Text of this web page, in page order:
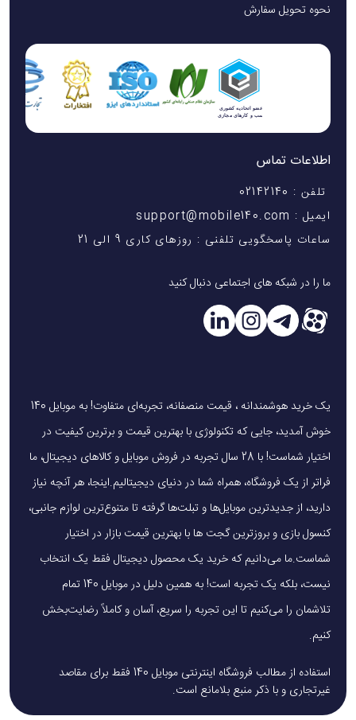
نحوه تحویل سفارش
اطلاعات تماس
تلفن : 02142140
ایمیل : support@mobile140.com
ساعات پاسخگویی تلفنی : روزهای کاری 9 الی 21
ما را در شبکه های اجتماعی دنبال کنید
یک خرید هوشمندانه ، قیمت منصفانه، تجربه‌ای متفاوت! به موبایل 140
خوش آمدید، جایی که تکنولوژی با بهترین قیمت و برترین کیفیت در
اختیار شماست! با 28 سال تجربه در فروش موبایل و کالاهای دیجیتال، ما
فراتر از یک فروشگاه، همراه شما در دنیای دیجیتالیم.اینجا، هر آنچه نیاز
دارید، از جدیدترین موبایل‌ها و تبلت‌ها گرفته تا متنوع‌ترین لوازم جانبی،
کنسول بازی و بروزترین گجت ها با بهترین قیمت بازار در اختیار
شماست.ما می‌دانیم که خرید یک محصول دیجیتال فقط یک انتخاب
نیست، بلکه یک تجربه است! به همین دلیل در موبایل 140 تمام
تلاشمان را می‌کنیم تا این تجربه را سریع، آسان و کاملاً رضایت‌بخش
کنیم.
استفاده از مطالب فروشگاه اینترنتی موبایل 140 فقط برای مقاصد
غیرتجاری و با ذکر منبع بلامانع است.